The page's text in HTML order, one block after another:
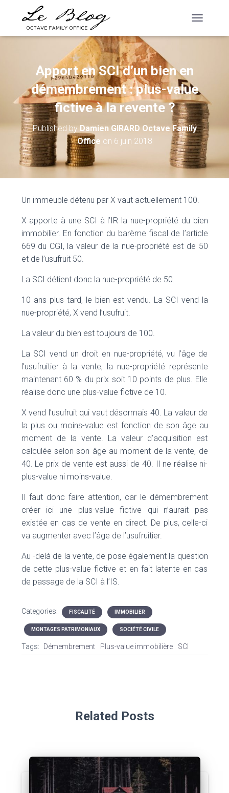
O
A
V
G
A
T
I
O
N
Apport en SCI d’un bien en
démembrement : plus-value
fictive à la revente ?
Published byDamien GIRARD Octave Family
Office on 6 juin 2018
Un immeuble détenu par X vaut actuellement 100.
X apporte à une SCI à l’IR la nue-propriété du bien
immobilier. En fonction du barème fiscal de l’article
669 du CGI, la valeur de la nue-propriété est de 50
et de l’usufruit 50.
La SCI détient donc la nue-propriété de 50.
10 ans plus tard, le bien est vendu. La SCI vend la
nue-propriété, X vend l’usufruit.
La valeur du bien est toujours de 100.
La SCI vend un droit en nue-propriété, vu l’âge de
l’usufruitier à la vente, la nue-propriété représente
maintenant 60 % du prix soit 10 points de plus. Elle
réalise donc une plus-value fictive de 10.
X vend l’usufruit qui vaut désormais 40. La valeur de
la plus ou moins-value est fonction de son âge au
moment de la vente. La valeur d’acquisition est
calculée selon son âge au moment de la vente, de
40. Le prix de vente est aussi de 40. Il ne réalise ni-
plus-value ni moins-value.
Il faut donc faire attention, car le démembrement
créer ici une plus-value fictive qui n’aurait pas
existée en cas de vente en direct. De plus, celle-ci
va augmenter avec l’âge de l’usufruitier.
Au -delà de la vente, de pose également la question
de cette plus-value fictive et en fait latente en cas
de passage de la SCI à l’IS.
Categories: FISCALITÉ IMMOBILIER
MONTAGES PATRIMONIAUX SOCIÉTÉ CIVILE
Tags: Démembrement Plus-value immobilière SCI
Related Posts